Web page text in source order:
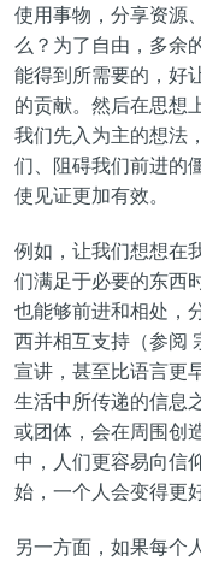
使用事物，分享资源
么 ？ 为了 自由，多余
能得到所需要的，好
的贡献。然后在思想
我们先入为主的想法
们、阻碍我们前进的
使见证更加有效。
例如，让我们想想在
们满足于必要的东西
也能够前进和相处，
西并相互支持（参阅
宣讲， 甚至比语言更
生活中所传递的信息
或团体， 会在周围创
中，人们更容易向信
始，一个人会变得更
另一方面，如果每个